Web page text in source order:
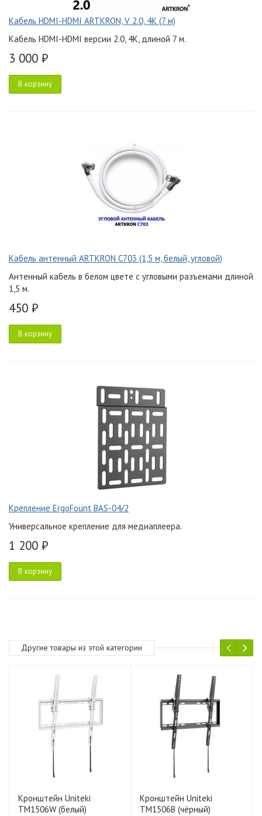
Кабель HDMI-HDMI ARTKRON, V 2.0, 4K (7 м)
Кабель HDMI-HDMI версии 2.0, 4K, длиной 7 м.
3 000 ₽
В корзину
Кабель антенный ARTKRON C703 (1,5 м, белый, угловой)
Антенный кабель в белом цвете с угловыми разъемами длиной
1,5 м.
450 ₽
В корзину
Крепление ErgoFount BAS-04/2
Универсальное крепление для медиаплеера.
1 200 ₽
В корзину
Другие товары из этой категории
Кронштейн Uniteki
TM1506W (белый)
Кронштейн Uniteki
TM1506B (чёрный)